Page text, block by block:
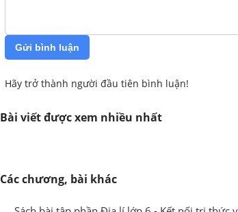
Gửi bình luận
Hãy trở thành người đầu tiên bình luận!
Bài viết được xem nhiều nhất
Các chương, bài khác